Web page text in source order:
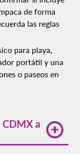
de forma
las reglas
para playa,
portátil y una
o paseos en
a